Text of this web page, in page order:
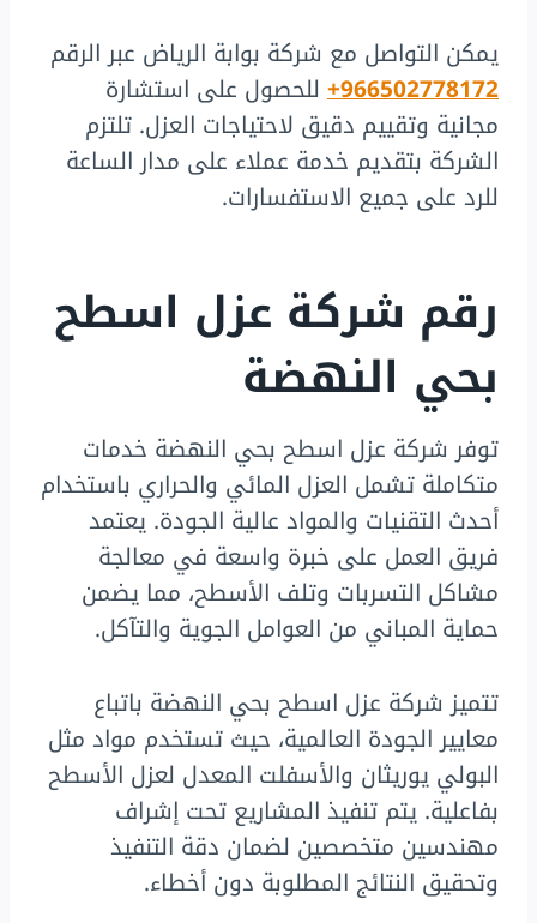
يمكن التواصل مع شركة بوابة الرياض عبر الرقم
966502778172+ للحصول على استشارة
مجانية وتقييم دقيق لاحتياجات العزل. تلتزم
الشركة بتقديم خدمة عملاء على مدار الساعة
للرد على جميع الاستفسارات.
رقم شركة عزل اسطح
بحي النهضة
توفر شركة عزل اسطح بحي النهضة خدمات
متكاملة تشمل العزل المائي والحراري باستخدام
أحدث التقنيات والمواد عالية الجودة. يعتمد
فريق العمل على خبرة واسعة في معالجة
مشاكل التسربات وتلف الأسطح، مما يضمن
حماية المباني من العوامل الجوية والتآكل.
تتميز شركة عزل اسطح بحي النهضة باتباع
معايير الجودة العالمية، حيث تستخدم مواد مثل
البولي يوريثان والأسفلت المعدل لعزل الأسطح
بفاعلية. يتم تنفيذ المشاريع تحت إشراف
مهندسين متخصصين لضمان دقة التنفيذ
وتحقيق النتائج المطلوبة دون أخطاء.